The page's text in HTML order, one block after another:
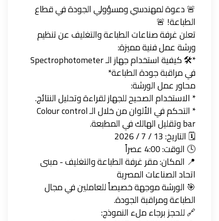
🚨 دعوة لمهندسي ومسؤولي الجودة في قطاع
الطباعة! 🚨
تعلن غرفة صناعات الطباعة والتغليف عن تنظيم
ورشة عمل فنية مميزة:
*🛠️ كيفية استخدام جهاز الـ Spectrophotometer
في مراقبة جودة الطباعة*
محاور عمل الورشة:
* الاستخدام الصحيح للجهاز لقراءة وتحليل النتائج.
* التحكم في الألوان من خلال الـ Colour control
bar وتقليل الهالك في المطبعة.
🗓️ التاريخ: 13 / 7 / 2026
🕓 الوقت: 4:00 عصراً
📍 المكان: مقر غرفة الطباعة والتغليف - مبنى
اتحاد الصناعات المصرية
🎯 الورشة موجهة خصيصاً للعاملين في مجال
الطباعة ومراقبة الجودة.
🔗 للحجز برجاء ملء النموذج: